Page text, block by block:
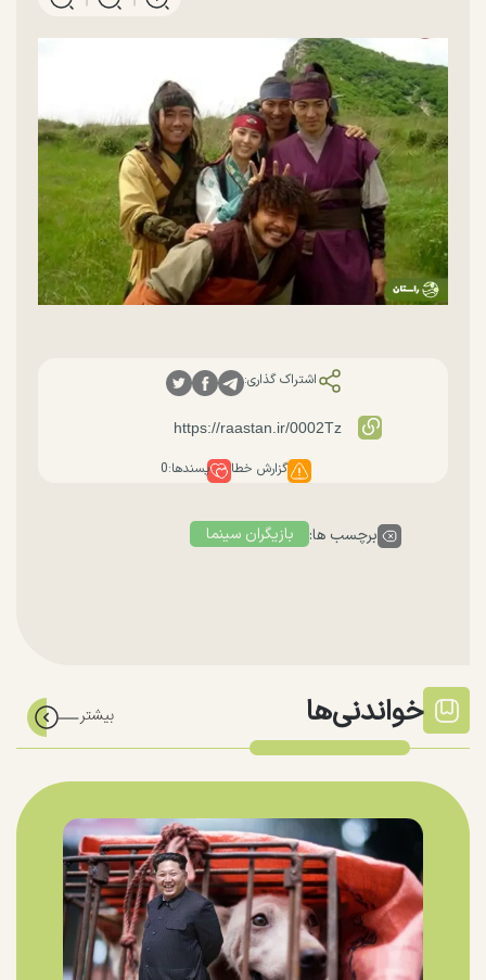
اشتراک گذاری:
گزارش خطا پسندها:0
برچسب ها: بازیگران سینما
خواندنی‌ها